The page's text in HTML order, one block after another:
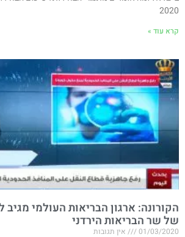
2020
קרא עוד »
הקורונה: ארגון הבריאות העולמי
של שר הבריאות הירדני
01/03/2020 אין תגובות